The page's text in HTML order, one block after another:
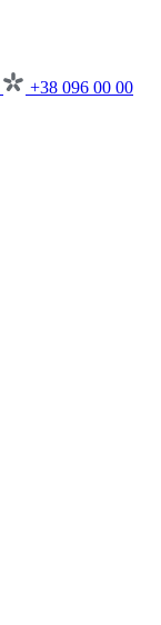
+38 096 00 00